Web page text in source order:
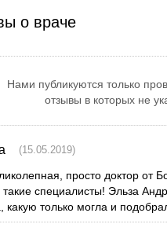
о враче
Нами публикуются только
отзывы в которых не
(15.05.2019)
просто доктор от
такие специалисты! Эльза
какую только могла и